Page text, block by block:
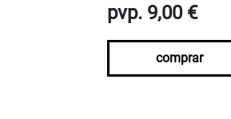
pvp. 9,00 €
comprar